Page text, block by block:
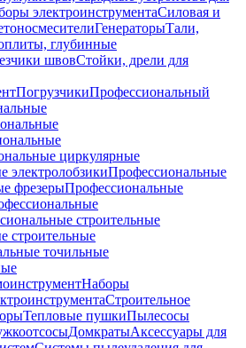
электроинструментаСиловая и
ГенераторыТали,
глубинные
швовСтойки, дрели для
ПогрузчикиПрофессиональный
циркулярные
электролобзикиПрофессиональные
фрезерыПрофессиональные
строительные
строительные
точильные
Наборы
Строительное
Тепловые пушкиПылесосы
ДомкратыАксессуары для